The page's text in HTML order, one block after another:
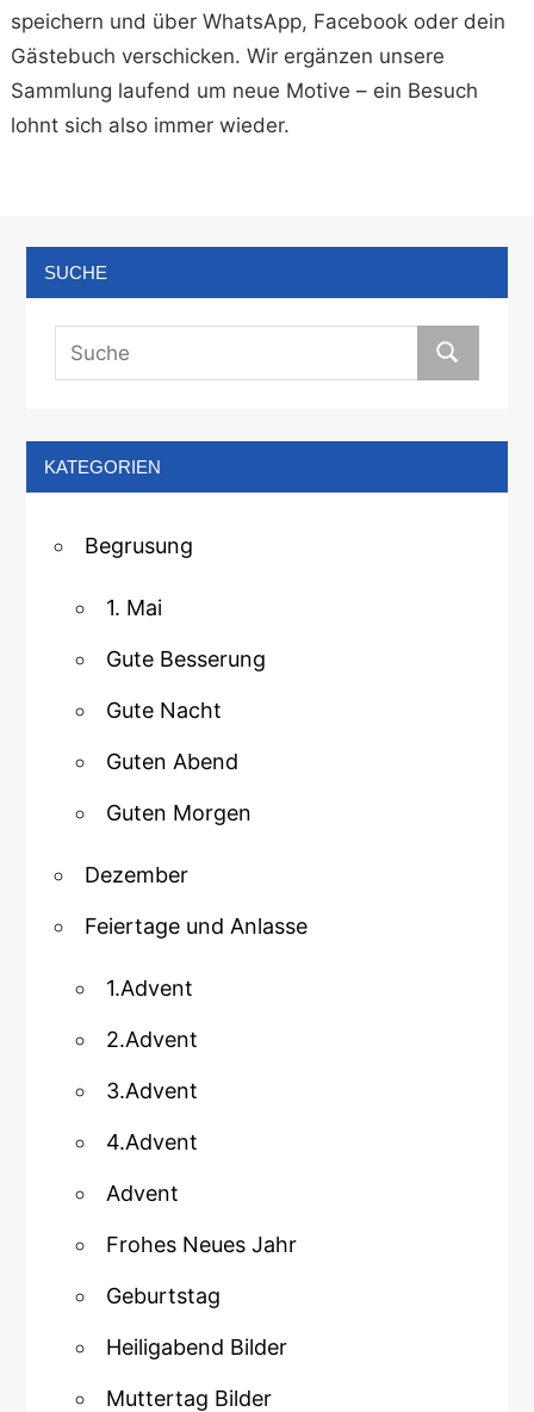
speichern und über WhatsApp, Facebook oder dein
Gästebuch verschicken. Wir ergänzen unsere
Sammlung laufend um neue Motive – ein Besuch
lohnt sich also immer wieder.
SUCHE
KATEGORIEN
Begrusung
1. Mai
Gute Besserung
Gute Nacht
Guten Abend
Guten Morgen
Dezember
Feiertage und Anlasse
1.Advent
2.Advent
3.Advent
4.Advent
Advent
Frohes Neues Jahr
Geburtstag
Heiligabend Bilder
Muttertag Bilder